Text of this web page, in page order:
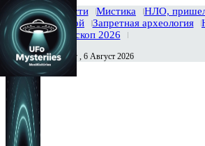
Главная Новости Мистика
НЛО,
Тайны вселенной
Запретная археология
История
Гороскоп 2026
Сегодня Четверг , 6 Август 2026